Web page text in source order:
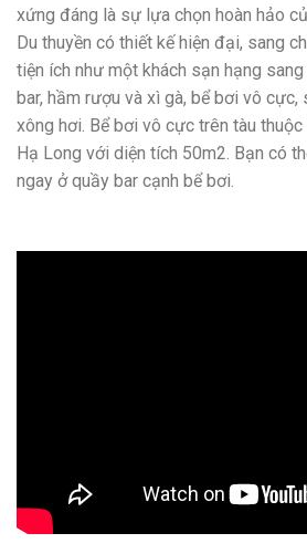
xứng đáng là sự lựa chọn hoàn hảo
Du thuyền có thiết kế hiện đại, sang
tiện ích như một khách sạn hạng
bar, hầm rượu và xì gà, bể bơi vô
xông hơi. Bể bơi vô cực trên tàu
Hạ Long với diện tích 50m2. Bạn có
ngay ở quầy bar cạnh bể bơi.